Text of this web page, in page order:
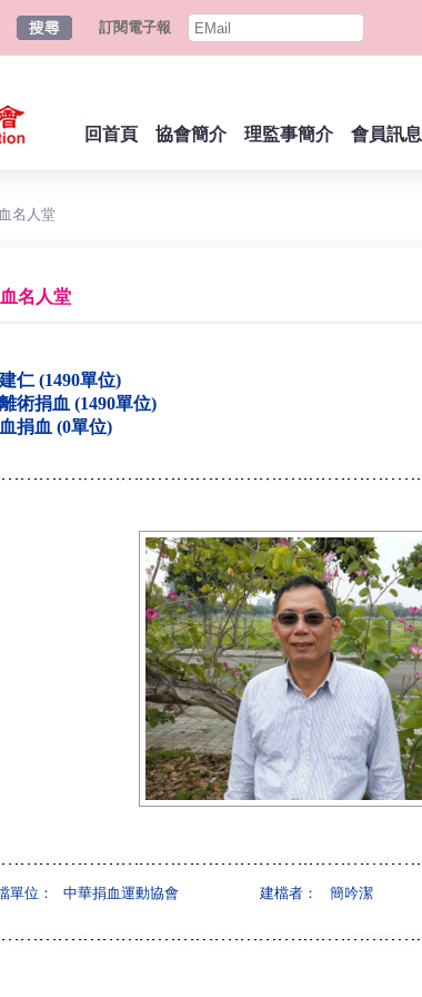
訂閱電子報
回首頁 協會簡介 理監事簡介 會員訊息
名人堂
名人堂
仁 (1490單位)
術捐血 (1490單位)
捐血 (0單位)
單位： 中華捐血運動協會 建檔者： 簡吟潔